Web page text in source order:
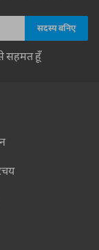
सहमत हूँ